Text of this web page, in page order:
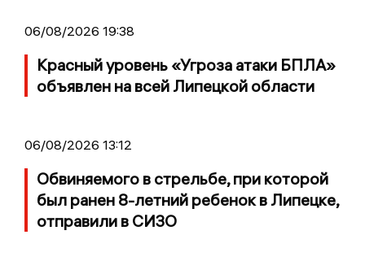
06/08/2026 19:38
Красный уровень «Угроза атаки БПЛА»
объявлен на всей Липецкой области
06/08/2026 13:12
Обвиняемого в стрельбе, при которой
был ранен 8-летний ребенок в Липецке,
отправили в СИЗО